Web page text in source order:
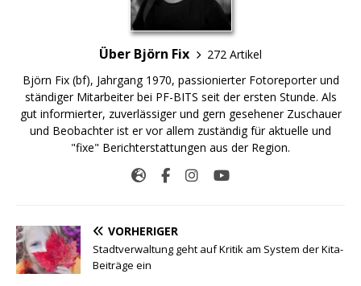
Über Björn Fix
272 Artikel
Björn Fix (bf), Jahrgang 1970, passionierter Fotoreporter und
ständiger Mitarbeiter bei PF-BITS seit der ersten Stunde. Als
gut informierter, zuverlässiger und gern gesehener Zuschauer
und Beobachter ist er vor allem zuständig für aktuelle und
"fixe" Berichterstattungen aus der Region.
VORHERIGER
Stadtverwaltung geht auf Kritik am System der Kita-
Beiträge ein